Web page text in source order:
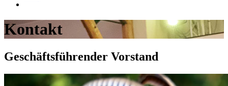
Kontakt
Geschäftsführender Vorstand